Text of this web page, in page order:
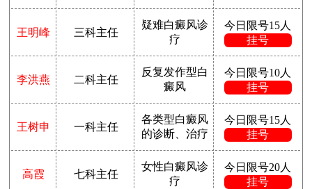
王明峰 三科主任
疑难白癜风诊
疗
今日限号15人
挂号
李洪燕 二科主任
反复发作型白
癜风
今日限号10人
挂号
王树申 一科主任
各类型白癜风
的诊断、治疗
今日限号15人
挂号
高霞 七科主任
女性白癜风诊
疗
今日限号20人
挂号